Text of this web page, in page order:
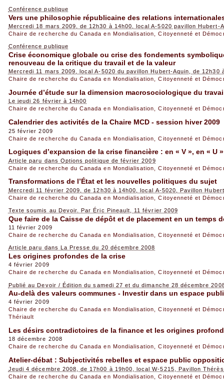
Conférence publique
Vers une philosophie républicaine des relations
Mercredi 18 mars 2009, de 12h30 à 14h00, local A-5020 pavillon Hubert-
Chaire de recherche du Canada en Mondialisation, Citoyenneté et
Conférence publique
Crise économique globale ou crise des fondements
renouveau de la critique du travail et de la valeur
Mercredi 11 mars 2009, local A-5020 du pavillon Hubert-Aquin, de 12h30
Chaire de recherche du Canada en Mondialisation, Citoyenneté et
Journée d’étude sur la dimension macrosociologique du
Le jeudi 26 février à 14h00
Chaire de recherche du Canada en Mondialisation, Citoyenneté et
Calendrier des activités de la Chaire MCD - session hiver 2009
25 février 2009
Chaire de recherche du Canada en Mondialisation, Citoyenneté et
Logiques d’expansion de la crise financière : en « V », en « U
Article paru dans Options politique de février 2009
Chaire de recherche du Canada en Mondialisation, Citoyenneté et
Transformations de l’État et les nouvelles politiques du sujet
Mercredi 11 février 2009, de 12h30 à 14h00, local A-5020, Pavillon
Chaire de recherche du Canada en Mondialisation, Citoyenneté et
Texte soumis au Devoir. Par Éric Pineault, 11 février 2009
Que faire de la Caisse de dépôt et de placement en un temps
11 février 2009
Chaire de recherche du Canada en Mondialisation, Citoyenneté et
Article paru dans La Presse du 20 décembre 2008
Les origines profondes de la crise
4 février 2009
Chaire de recherche du Canada en Mondialisation, Citoyenneté et
Publié au Devoir / Édition du samedi 27 et du dimanche 28 décembre
Au-delà des valeurs communes - Investir dans un espace
4 février 2009
Chaire de recherche du Canada en Mondialisation, Citoyenneté et
Thériault
Les désirs contradictoires de la finance et les origines
18 décembre 2008
Chaire de recherche du Canada en Mondialisation, Citoyenneté et
Atelier-débat : Subjectivités rebelles et espace public
Jeudi 4 décembre 2008, de 17h00 à 19h00, local W-5215, Pavillon
Chaire de recherche du Canada en Mondialisation, Citoyenneté et